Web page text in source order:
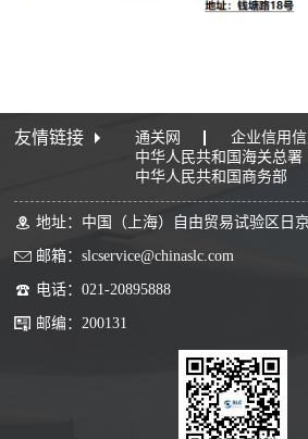
友情链接 通关网
企业信用
中华人民共和国海关总署
中华人民共和国商务部
地址：中国（上海）自由贸易试验区日
邮箱：slcservice@chinaslc.com
电话：021-20895888
邮编：200131